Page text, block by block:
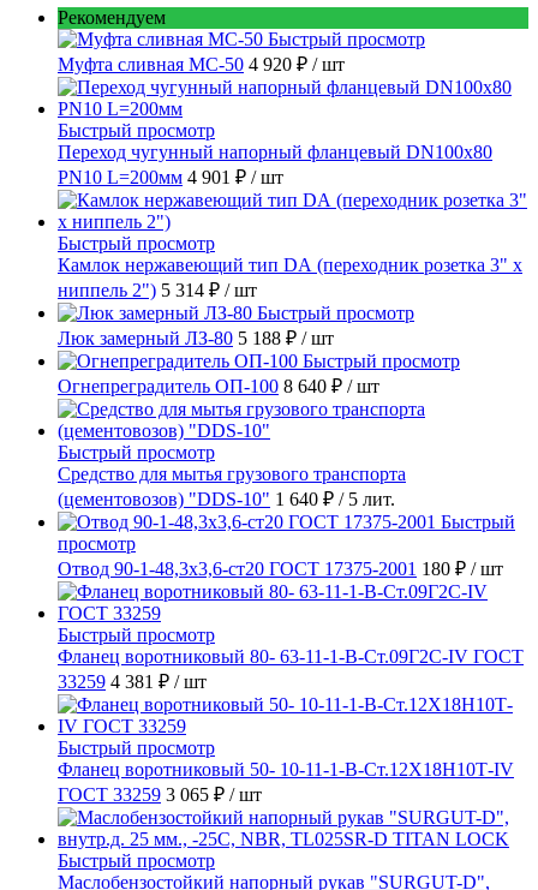
Рекомендуем
Быстрый просмотр
Муфта сливная МС-50 4 920 ₽ / шт
Быстрый просмотр
Переход чугунный напорный фланцевый DN100х80
PN10 L=200мм 4 901 ₽ / шт
Быстрый просмотр
Камлок нержавеющий тип DА (переходник розетка 3" х
ниппель 2") 5 314 ₽ / шт
Быстрый просмотр
Люк замерный ЛЗ-80 5 188 ₽ / шт
Быстрый просмотр
Огнепреградитель ОП-100 8 640 ₽ / шт
Быстрый просмотр
Средство для мытья грузового транспорта
(цементовозов) "DDS-10" 1 640 ₽ / 5 лит.
Быстрый
просмотр
Отвод 90-1-48,3х3,6-ст20 ГОСТ 17375-2001 180 ₽ / шт
Быстрый просмотр
Фланец воротниковый 80- 63-11-1-B-Ст.09Г2С-IV ГОСТ
33259 4 381 ₽ / шт
Быстрый просмотр
Фланец воротниковый 50- 10-11-1-B-Ст.12Х18Н10Т-IV
ГОСТ 33259 3 065 ₽ / шт
Быстрый просмотр
Маслобензостойкий напорный рукав "SURGUT-D",